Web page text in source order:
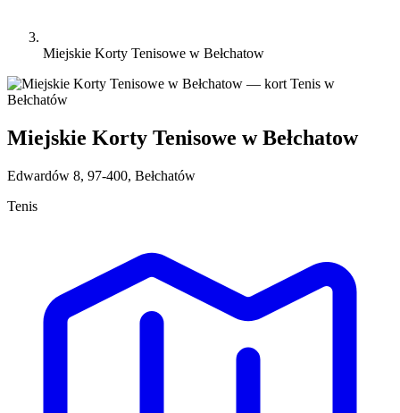
Miejskie Korty Tenisowe w Bełchatow
Miejskie Korty Tenisowe w Bełchatow
Edwardów 8, 97-400, Bełchatów
Tenis